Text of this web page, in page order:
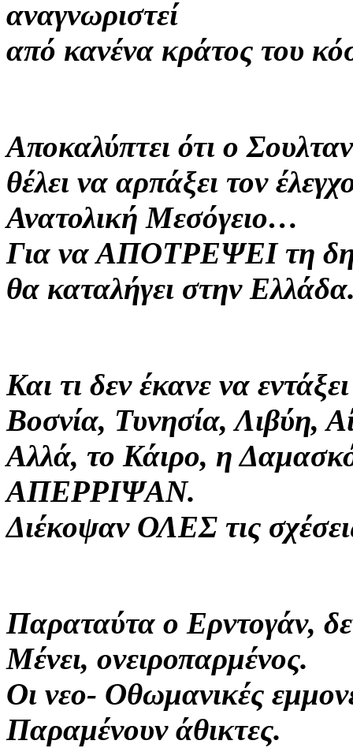
αναγνωριστεί
από κανένα κράτος του
Αποκαλύπτει ότι ο
θέλει να αρπάξει τον
Ανατολική Μεσόγειο…
Για να ΑΠΟΤΡΕΨΕΙ τη
θα καταλήγει στην
Και τι δεν έκανε να
Βοσνία, Τυνησία, Λιβύη,
Αλλά, το Κάιρο, η
ΑΠΕΡΡΙΨΑΝ.
Διέκοψαν ΟΛΕΣ τις
Παραταύτα ο Ερντογάν,
Μένει, ονειροπαρμένος.
Οι νεο- Οθωμανικές
Παραμένουν άθικτες.